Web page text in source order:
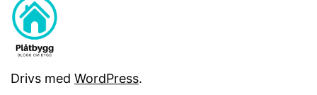
Drivs med WordPress.